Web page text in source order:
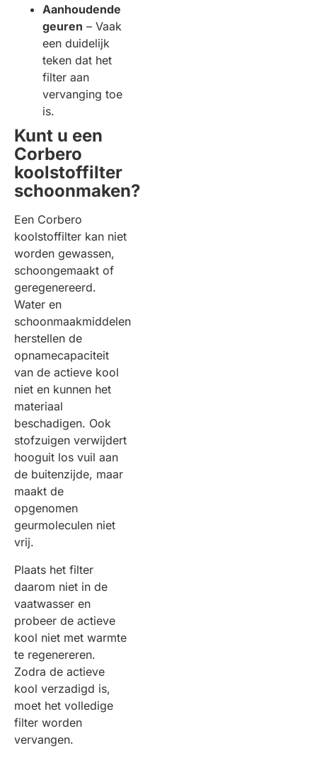
Aanhoudende
geuren – Vaak
een duidelijk
teken dat het
filter aan
vervanging toe
is.
Kunt u een
Corbero
koolstoffilter
schoonmaken?
Een Corbero
koolstoffilter kan niet
worden gewassen,
schoongemaakt of
geregenereerd.
Water en
schoonmaakmiddelen
herstellen de
opnamecapaciteit
van de actieve kool
niet en kunnen het
materiaal
beschadigen. Ook
stofzuigen verwijdert
hooguit los vuil aan
de buitenzijde, maar
maakt de
opgenomen
geurmoleculen niet
vrij.
Plaats het filter
daarom niet in de
vaatwasser en
probeer de actieve
kool niet met warmte
te regenereren.
Zodra de actieve
kool verzadigd is,
moet het volledige
filter worden
vervangen.